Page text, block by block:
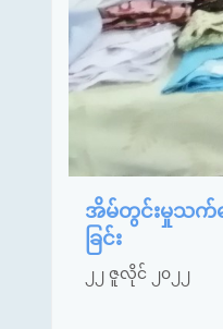
အိမ်တွင်းမှုသက်မွ
ခြင်း
၂၂ ဇူလိုင် ၂၀၂၂